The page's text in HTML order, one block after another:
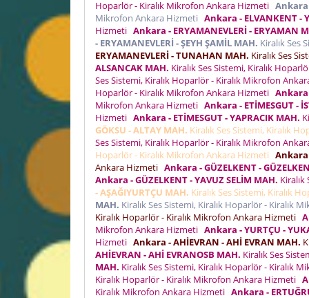
Hoparlör - Kiralık Mikrofon Ankara Hizmeti Ankara
Mikrofon Ankara Hizmeti Ankara - ELVANKENT -
Hizmeti Ankara - ERYAMANEVLERİ - ERYAMAN
- ERYAMANEVLERİ - ŞEYH ŞAMİL MAH. Kiralık Ses
ERYAMANEVLERİ - TUNAHAN MAH. Kiralık Ses
ALSANCAK MAH. Kiralık Ses Sistemi, Kiralık
Ses Sistemi, Kiralık Hoparlör - Kiralık Mikrofon
Hoparlör - Kiralık Mikrofon Ankara Hizmeti Ankara
Mikrofon Ankara Hizmeti Ankara - ETİMESGUT -
Hizmeti Ankara - ETİMESGUT - YAPRACIK MAH.
GÖKSU - ALTAY MAH. Kiralık Ses Sistemi, Kiralık
Ses Sistemi, Kiralık Hoparlör - Kiralık Mikrofon
Hoparlör - Kiralık Mikrofon Ankara Hizmeti Ankara
Ankara Hizmeti Ankara - GÜZELKENT -
Ankara - GÜZELKENT - YAVUZ SELİM MAH.
- AŞAĞIYURTÇU MAH. Kiralık Ses Sistemi, Kiralık
MAH. Kiralık Ses Sistemi, Kiralık Hoparlör - Kiralık
Kiralık Hoparlör - Kiralık Mikrofon Ankara Hizmeti
Mikrofon Ankara Hizmeti Ankara - YURTÇU -
Hizmeti Ankara - AHİEVRAN - AHİ EVRAN MAH.
AHİEVRAN - AHİ EVRANOSB MAH. Kiralık Ses
MAH. Kiralık Ses Sistemi, Kiralık Hoparlör - Kiralık
Kiralık Hoparlör - Kiralık Mikrofon Ankara Hizmeti
Kiralık Mikrofon Ankara Hizmeti Ankara -